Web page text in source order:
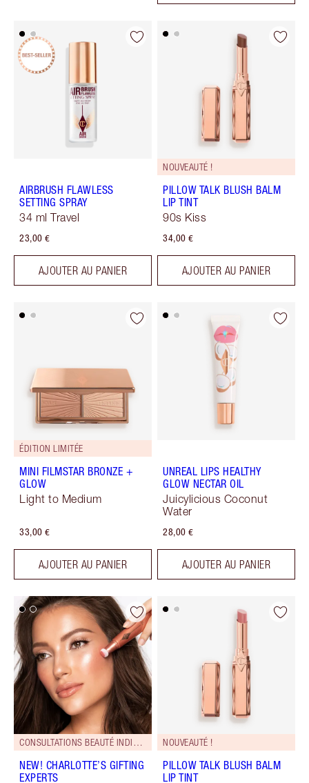
AIRBRUSH FLAWLESS
SETTING SPRAY
34 ml Travel
23,00 €
AJOUTER AU PANIER
NOUVEAUTÉ !
PILLOW TALK BLUSH BALM
LIP TINT
90s Kiss
34,00 €
AJOUTER AU PANIER
ÉDITION LIMITÉE
MINI FILMSTAR BRONZE +
GLOW
Light to Medium
33,00 €
AJOUTER AU PANIER
UNREAL LIPS HEALTHY
GLOW NECTAR OIL
Juicylicious Coconut
Water
28,00 €
AJOUTER AU PANIER
CONSULTATIONS BEAUTÉ INDIVIDUELLES EN LIGNE
NEW! CHARLOTTE’S GIFTING
EXPERTS
NOUVEAUTÉ !
PILLOW TALK BLUSH BALM
LIP TINT